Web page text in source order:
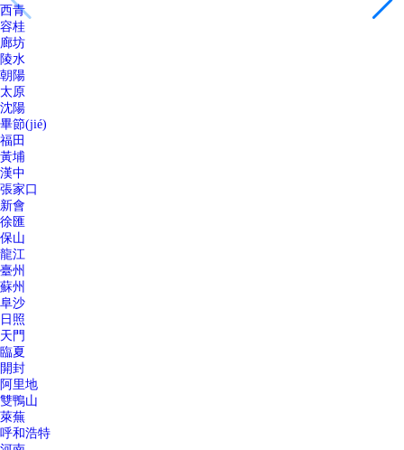
西青
容桂
廊坊
陵水
朝陽
太原
沈陽
畢節(jié)
福田
黃埔
漢中
張家口
新會
徐匯
保山
龍江
臺州
蘇州
阜沙
日照
天門
臨夏
開封
阿里地
雙鴨山
萊蕪
呼和浩特